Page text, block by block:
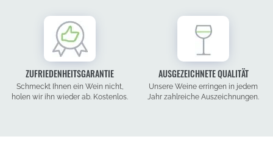
ZUFRIEDENHEITSGARANTIE
Schmeckt Ihnen ein Wein nicht,
holen wir ihn wieder ab. Kostenlos.
AUSGEZEICHNETE QUALITÄT
Unsere Weine erringen in jedem
Jahr zahlreiche Auszeichnungen.